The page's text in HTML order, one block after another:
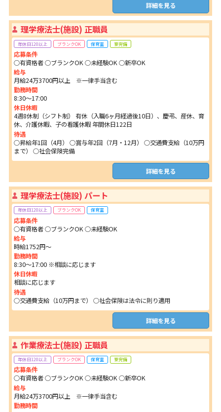
詳細を見る
理学療法士(施設) 正職員
年休日120以上 ブランクOK 保育室 寮完備
応募条件
○有資格者 ○ブランクOK ○未経験OK ○新卒OK
給与
月給24万3700円以上 ※一律手当含む
勤務時間
8:30～17:00
休日休暇
4週8休制（シフト制） 有休（入職6ヶ月経過後10日）、慶弔、産休、育
休、介護休暇、子の看護休暇 年間休日122日
待遇
○昇給年1回（4月） ○賞与年2回（7月・12月） ○交通費支給（10万円
まで） ○社会保険完備
詳細を見る
理学療法士(施設) パート
年休日120以上 ブランクOK 保育室
応募条件
○有資格者 ○ブランクOK ○未経験OK
給与
時給1752円～
勤務時間
8:30～17:00 ※相談に応じます
休日休暇
相談に応じます
待遇
○交通費支給（10万円まで） ○社会保険は法令に則り適用
詳細を見る
作業療法士(施設) 正職員
年休日120以上 ブランクOK 保育室 寮完備
応募条件
○有資格者 ○ブランクOK ○未経験OK ○新卒OK
給与
月給24万3700円以上 ※一律手当含む
勤務時間